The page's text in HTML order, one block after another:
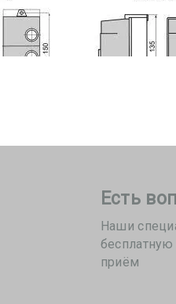
Есть
Наши
приём